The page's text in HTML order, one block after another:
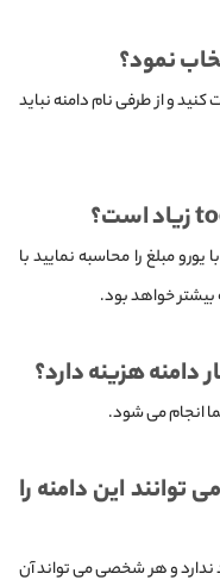
نمود؟
و از طرفی نام دامنه نباید
یورو مبلغ را محاسبه نمایید با
بیشتر خواهد بود.
هزینه دارد؟
انجام می شود.
توانند این دامنه را
ندارد و هر شخصی می تواند آن